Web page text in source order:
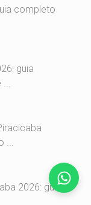
completo
guia
...
...
2026: guia